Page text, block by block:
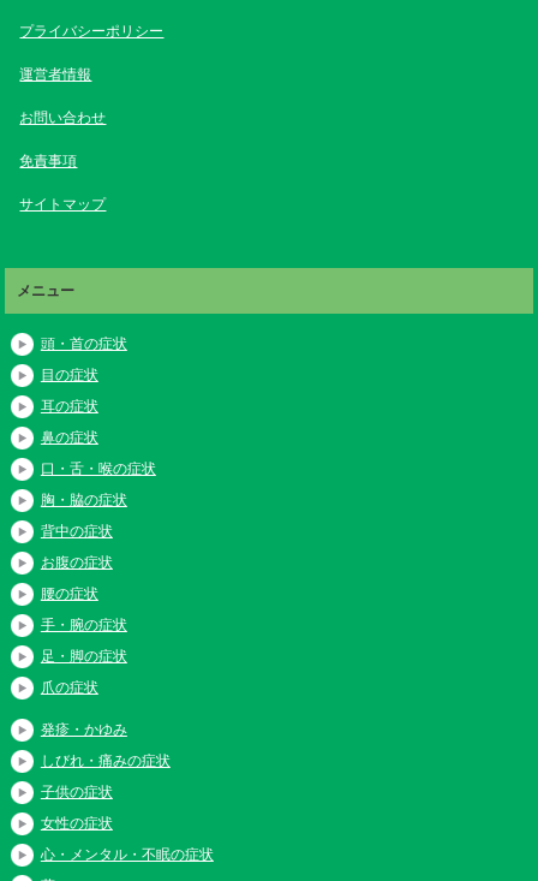
プライバシーポリシー
運営者情報
お問い合わせ
免責事項
サイトマップ
メニュー
頭・首の症状
目の症状
耳の症状
鼻の症状
口・舌・喉の症状
胸・脇の症状
背中の症状
お腹の症状
腰の症状
手・腕の症状
足・脚の症状
爪の症状
発疹・かゆみ
しびれ・痛みの症状
子供の症状
女性の症状
心・メンタル・不眠の症状